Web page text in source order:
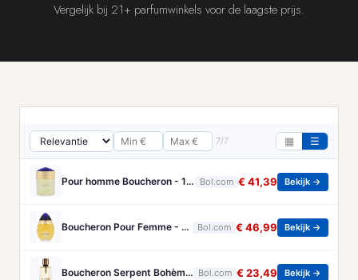
Vergelijk bij 21+ parfumwinkels voor de laagste prijs.
7/7 ▦ ☰
Pour homme Boucheron - 100 ml - Eau de parfum Bol.com € 41,39 Bekijk →
Boucheron Pour Femme - 100ml - Eau de toilette Bol.com € 46,99 Bekijk →
Boucheron Serpent Bohème Eau de Parfum 50 ml Bol.com € 23,49 Bekijk →